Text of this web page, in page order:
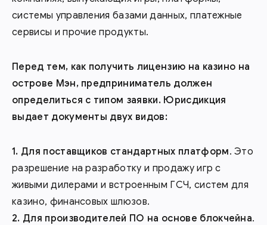
системы управления базами данных, платежные
сервисы и прочие продукты.
Перед тем, как получить лицензию на казино на
острове Мэн, предприниматель должен
определиться с типом заявки. Юрисдикция
выдает документы двух видов:
Для поставщиков стандартных платформ. Это
разрешение на разработку и продажу игр с
живыми дилерами и встроенным ГСЧ, систем для
казино, финансовых шлюзов.
Для производителей ПО на основе блокчейна.